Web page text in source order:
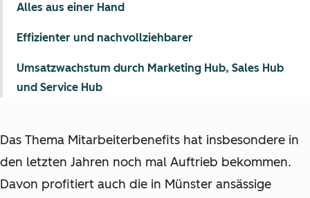
Das Thema Mitarbeiterbenefits hat insbesondere in
den letzten Jahren noch mal Auftrieb bekommen.
Davon profitiert auch die in Münster ansässige
Alles aus einer Hand
Effizienter und nachvollziehbarer
Umsatzwachstum durch Marketing Hub, Sales Hub
und Service Hub